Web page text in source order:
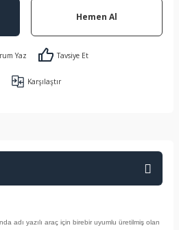
Hemen Al
Yaz Tavsiye Et
Karşılaştır
adı yazılı araç için birebir uyumlu üretilmiş olan